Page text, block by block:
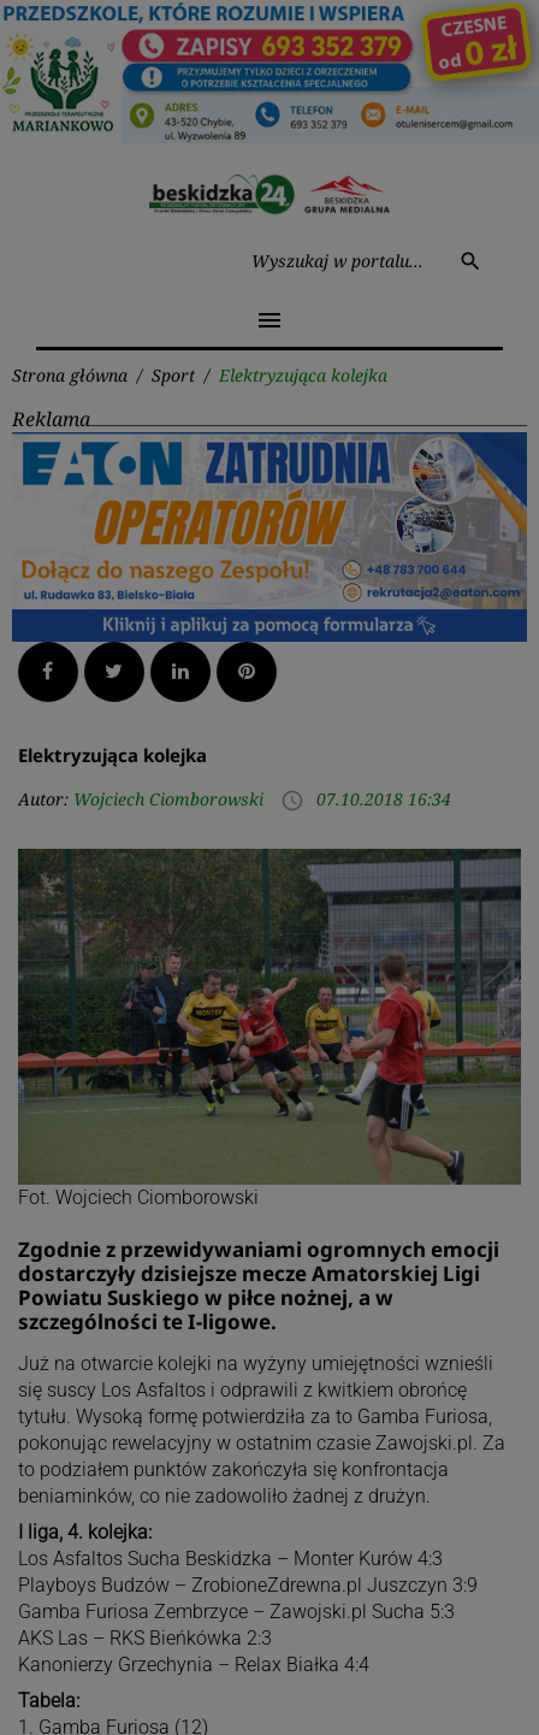
Przejdź
do
treści
search
menu
Strona główna / Sport / Elektryzująca kolejka
Reklama
Facebook Twitter LinkedInPinterest
Elektryzująca kolejka
Autor: Wojciech Ciomborowski access_time 07.10.2018 16:34
Fot. Wojciech Ciomborowski
Zgodnie z przewidywaniami ogromnych emocji
dostarczyły dzisiejsze mecze Amatorskiej Ligi
Powiatu Suskiego w piłce nożnej, a w
szczególności te I-ligowe.
Już na otwarcie kolejki na wyżyny umiejętności wznieśli
się suscy Los Asfaltos i odprawili z kwitkiem obrońcę
tytułu. Wysoką formę potwierdziła za to Gamba Furiosa,
pokonując rewelacyjny w ostatnim czasie Zawojski.pl. Za
to podziałem punktów zakończyła się konfrontacja
beniaminków, co nie zadowoliło żadnej z drużyn.
I liga, 4. kolejka:
Los Asfaltos Sucha Beskidzka – Monter Kurów 4:3
Playboys Budzów – ZrobioneZdrewna.pl Juszczyn 3:9
Gamba Furiosa Zembrzyce – Zawojski.pl Sucha 5:3
AKS Las – RKS Bieńkówka 2:3
Kanonierzy Grzechynia – Relax Białka 4:4
Tabela:
1. Gamba Furiosa (12)